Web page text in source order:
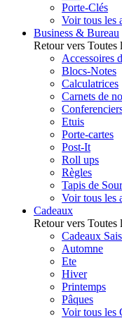
Porte-Clés
Voir tous les
Business & Bureau
Retour vers Toutes
Accessoires
Blocs-Notes
Calculatrices
Carnets de
Etuis
Porte-cartes
Post-It
Roll ups
Règles
Tapis de
Voir tous les
Cadeaux
Retour vers Toutes
Cadeaux
Automne
Ete
Hiver
Printemps
Pâques
Voir tous les